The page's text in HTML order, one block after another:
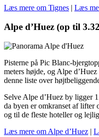
Læs mere om Tignes | Læs
Alpe d’Huez (op til
Pisterne på Pic Blanc-
meters højde, og Alpe
denne liste over
Selve Alpe d’Huez by ligger
da byen er omkranset af lifter
og til de fleste hoteller og
Læs mere om Alpe d’Huez |